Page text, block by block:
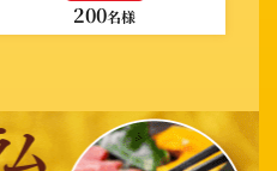
200名様